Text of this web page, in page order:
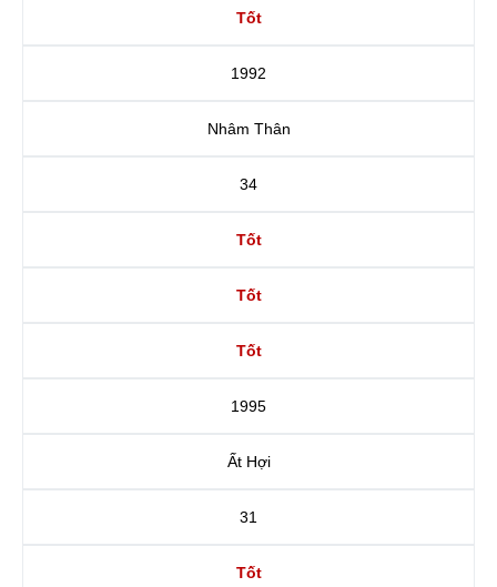
Tốt
1992
Nhâm Thân
34
Tốt
Tốt
Tốt
1995
Ất Hợi
31
Tốt